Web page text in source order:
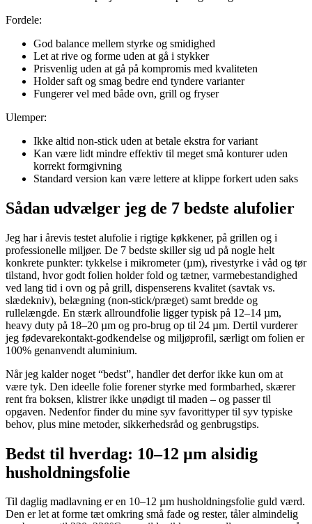
Fordele:
God balance mellem styrke og smidighed
Let at rive og forme uden at gå i stykker
Prisvenlig uden at gå på kompromis med kvaliteten
Holder saft og smag bedre end tyndere varianter
Fungerer vel med både ovn, grill og fryser
Ulemper:
Ikke altid non-stick uden at betale ekstra for variant
Kan være lidt mindre effektiv til meget små konturer uden
korrekt formgivning
Standard version kan være lettere at klippe forkert uden saks
Sådan udvælger jeg de 7 bedste alufolier
Jeg har i årevis testet alufolie i rigtige køkkener, på grillen og i
professionelle miljøer. De 7 bedste skiller sig ud på nogle helt
konkrete punkter: tykkelse i mikrometer (µm), rivestyrke i våd og tør
tilstand, hvor godt folien holder fold og tætner, varmebestandighed
ved lang tid i ovn og på grill, dispenserens kvalitet (savtak vs.
slædekniv), belægning (non‑stick/præget) samt bredde og
rullelængde. En stærk allroundfolie ligger typisk på 12–14 µm,
heavy duty på 18–20 µm og pro‑brug op til 24 µm. Dertil vurderer
jeg fødevarekontakt‑godkendelse og miljøprofil, særligt om folien er
100% genanvendt aluminium.
Når jeg kalder noget “bedst”, handler det derfor ikke kun om at
være tyk. Den ideelle folie forener styrke med formbarhed, skærer
rent fra boksen, klistrer ikke unødigt til maden – og passer til
opgaven. Nedenfor finder du mine syv favorittyper til syv typiske
behov, plus mine metoder, sikkerhedsråd og genbrugstips.
Bedst til hverdag: 10–12 µm alsidig
husholdningsfolie
Til daglig madlavning er en 10–12 µm husholdningsfolie guld værd.
Den er let at forme tæt omkring små fade og rester, tåler almindelig